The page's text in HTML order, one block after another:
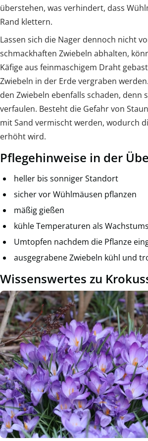
überstehen, was verhindert, dass
Rand klettern.
Lassen sich die Nager dennoch nicht
schmackhaften Zwiebeln abhalten,
Käfige aus feinmaschigem Draht
Zwiebeln in der Erde vergraben
den Zwiebeln ebenfalls schaden, denn
verfaulen. Besteht die Gefahr von
mit Sand vermischt werden, wodurch
erhöht wird.
Pflegehinweise in der
heller bis sonniger Standort
sicher vor Wühlmäusen pflanzen
mäßig gießen
kühle Temperaturen als
Umtopfen nachdem die Pflanze
ausgegrabene Zwiebeln kühl und
Wissenswertes zu